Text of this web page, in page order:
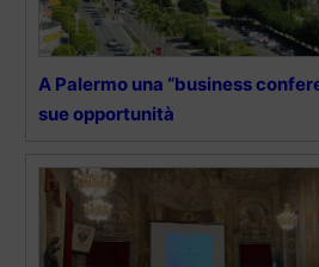
A Palermo una “business
sue opportunità